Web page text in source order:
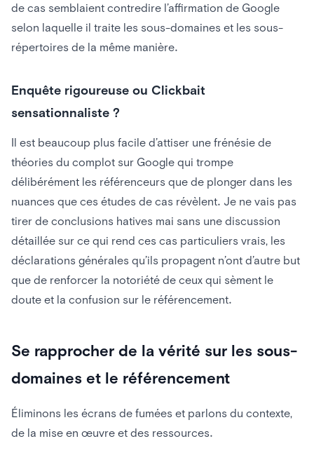
de cas semblaient contredire l’affirmation de Google
selon laquelle il traite les sous-domaines et les sous-
répertoires de la même manière.
Enquête rigoureuse ou Clickbait
sensationnaliste ?
Il est beaucoup plus facile d’attiser une frénésie de
théories du complot sur Google qui trompe
délibérément les référenceurs que de plonger dans les
nuances que ces études de cas révèlent. Je ne vais pas
tirer de conclusions hatives mai sans une discussion
détaillée sur ce qui rend ces cas particuliers vrais, les
déclarations générales qu’ils propagent n’ont d’autre but
que de renforcer la notoriété de ceux qui sèment le
doute et la confusion sur le référencement.
Se rapprocher de la vérité sur les sous-
domaines et le référencement
Éliminons les écrans de fumées et parlons du contexte,
de la mise en œuvre et des ressources.